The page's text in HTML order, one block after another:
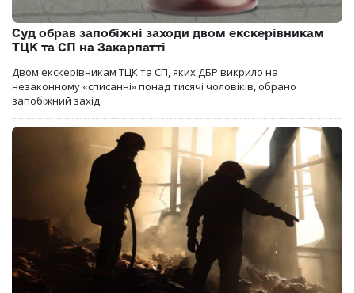
Суд обрав запобіжні заходи двом екскерівникам
ТЦК та СП на Закарпатті
Двом екскерівникам ТЦК та СП, яких ДБР викрило на
незаконному «списанні» понад тисячі чоловіків, обрано
запобіжний захід.